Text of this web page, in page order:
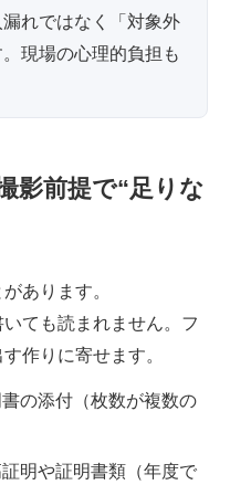
れではなく「対象外
現場の心理的負担も
影前提で“足りな
あります。
ても読まれません。フ
作りに寄せます。
の添付（枚数が複数の
明や証明書類（年度で